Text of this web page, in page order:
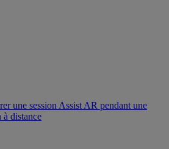
une session Assist AR pendant une
à distance